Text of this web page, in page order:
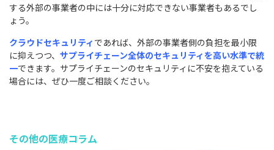
する外部の事業者の中には十分に対応できない事業者もあるでし
ょう。
クラウドセキュリティ であれば、外部の事業者側の負担を最小限
に抑えつつ、 サプライチェーン全体のセキュリティを高い水準で統
一できます。サプライチェーンのセキュリティに不安を抱えている
場合には、ぜひ一度ご相談ください。
その他の医療コラム